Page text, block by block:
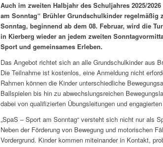
Auch im zweiten Halbjahr des Schuljahres 2025/
am Sonntag“ Brühler Grundschulkinder regelmäßig
Sonntag, beginnend ab dem 08. Februar, wird die
in Kierberg wieder an jedem zweiten
Sport und gemeinsames Erleben.
Das Angebot richtet sich an alle Grundschulkinder aus
Die Teilnahme ist kostenlos, eine Anmeldung nicht
Rahmen können die Kinder unterschiedliche
Ballspielen bis hin zu abwechslungsreichen
dabei von qualifizierten Übungsleitungen und
„SpaS – Sport am Sonntag“ versteht sich nicht nur als
Neben der Förderung von Bewegung und motorischen
Vordergrund. Kinder kommen miteinander in Kontakt,